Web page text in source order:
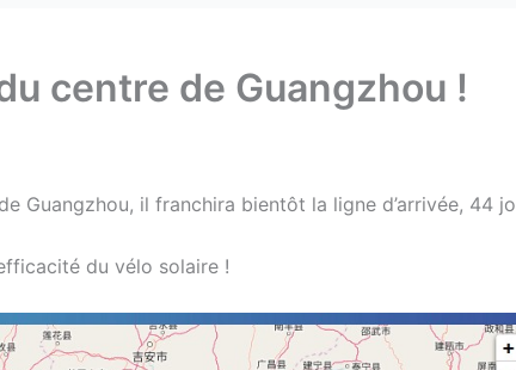
centre de Guangzhou !
Guangzhou, il franchira bientôt la ligne d’arrivée, 44
du vélo solaire !